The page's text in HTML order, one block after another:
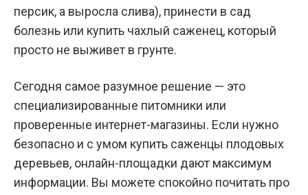
персик, а выросла слива), принести в сад
болезнь или купить чахлый саженец, который
просто не выживет в грунте.
Сегодня самое разумное решение — это
специализированные питомники или
проверенные интернет-магазины. Если нужно
безопасно и с умом купить саженцы плодовых
деревьев, онлайн-площадки дают максимум
информации. Вы можете спокойно почитать про